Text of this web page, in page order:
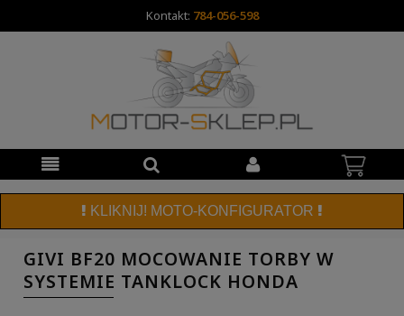
Kontakt: 784-056-598
KLIKNIJ! MOTO-KONFIGURATOR
GIVI BF20 MOCOWANIE TORBY W
SYSTEMIE TANKLOCK HONDA